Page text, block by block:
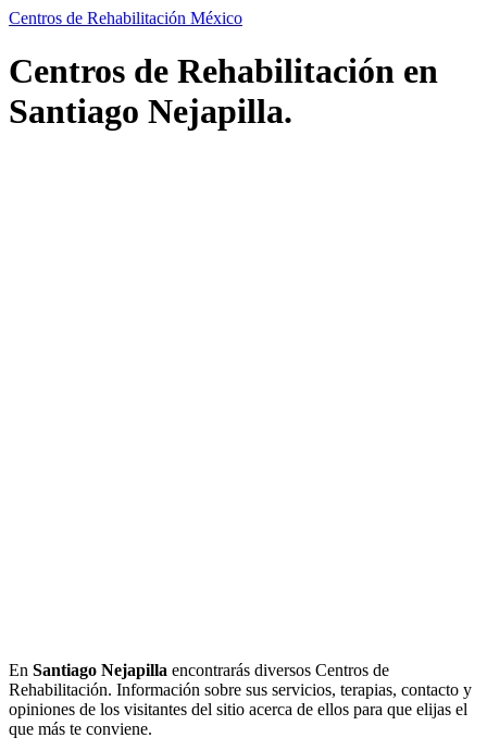
Centros de Rehabilitación México
Centros de Rehabilitación en
Santiago Nejapilla.
En Santiago Nejapilla encontrarás diversos Centros de
Rehabilitación. Información sobre sus servicios, terapias, contacto y
opiniones de los visitantes del sitio acerca de ellos para que elijas el
que más te conviene.